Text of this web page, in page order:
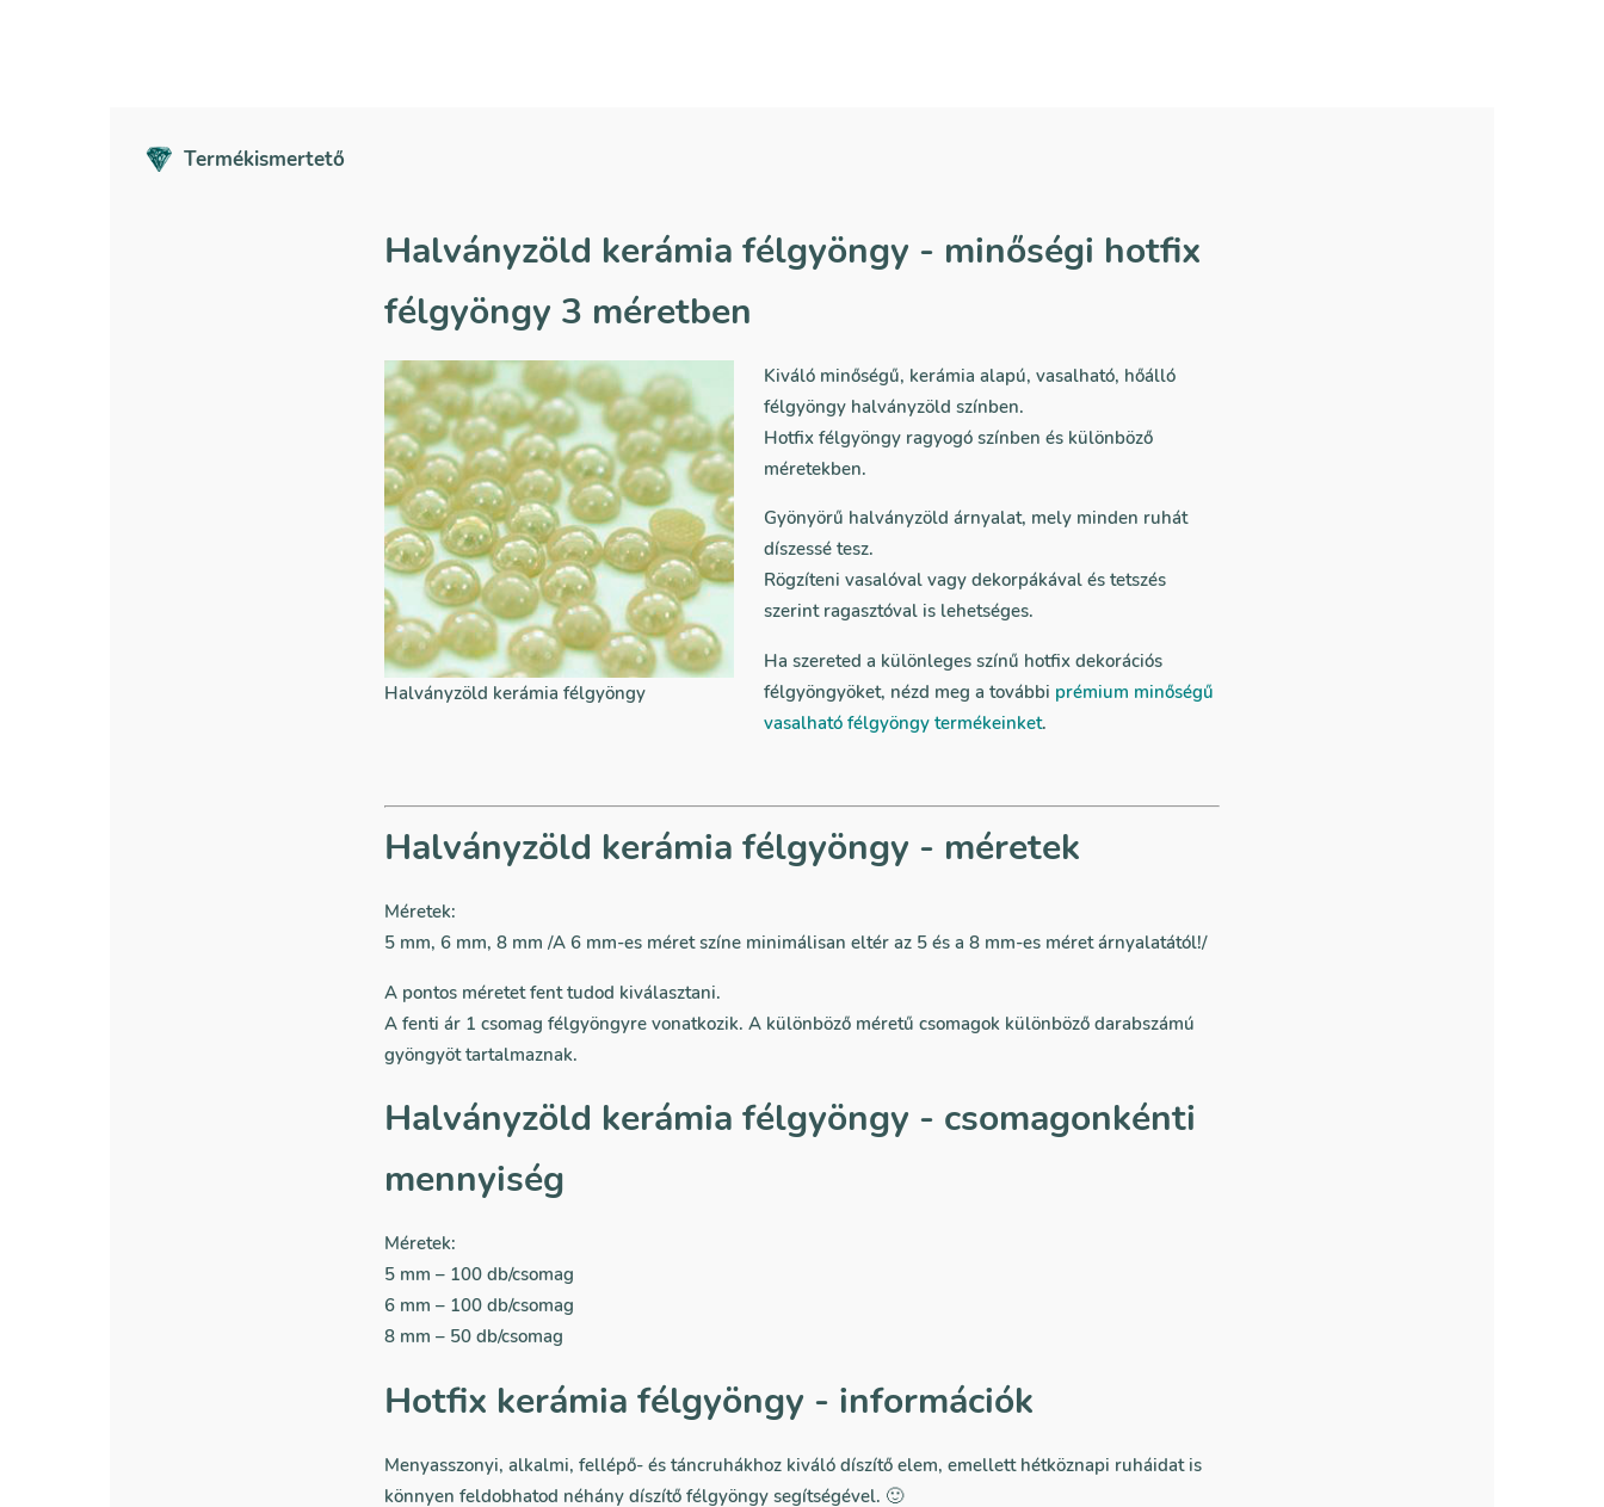
Termékismertető
Halványzöld kerámia félgyöngy - minőségi hotfix
félgyöngy 3 méretben
Halványzöld kerámia félgyöngy
Kiváló minőségű, kerámia alapú, vasalható, hőálló
félgyöngy halványzöld színben.
Hotfix félgyöngy ragyogó színben és különböző
méretekben.
Gyönyörű halványzöld árnyalat, mely minden ruhát
díszessé tesz.
Rögzíteni vasalóval vagy dekorpákával és tetszés
szerint ragasztóval is lehetséges.
Ha szereted a különleges színű hotfix dekorációs
félgyöngyöket, nézd meg a további prémium minőségű
vasalható félgyöngy termékeinket.
Halványzöld kerámia félgyöngy - méretek
Méretek:
5 mm, 6 mm, 8 mm /A 6 mm-es méret színe minimálisan eltér az 5 és a 8 mm-es méret árnyalatától!/
A pontos méretet fent tudod kiválasztani.
A fenti ár 1 csomag félgyöngyre vonatkozik. A különböző méretű csomagok különböző darabszámú
gyöngyöt tartalmaznak.
Halványzöld kerámia félgyöngy - csomagonkénti
mennyiség
Méretek:
5 mm – 100 db/csomag
6 mm – 100 db/csomag
8 mm – 50 db/csomag
Hotfix kerámia félgyöngy - információk
Menyasszonyi, alkalmi, fellépő- és táncruhákhoz kiváló díszítő elem, emellett hétköznapi ruháidat is
könnyen feldobhatod néhány díszítő félgyöngy segítségével. 🙂